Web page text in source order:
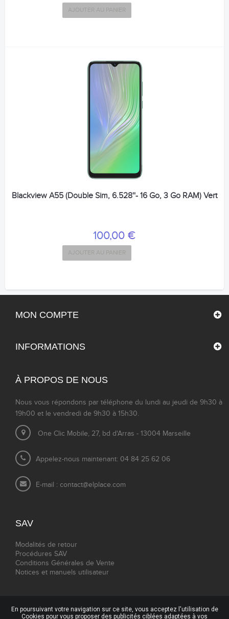
AJOUTER AU PANIER
Blackview A55 (Double Sim, 6.528''- 16 Go, 3 Go RAM) Vert
100,00 €
AJOUTER AU PANIER
MON COMPTE
INFORMATIONS
À PROPOS DE NOUS
Nous vous répondons par téléphone du lundi au jeudi de 9h30 à
19h00 et le vendredi de 9h30 à 15h30.
One Clic Mobile, 27, bd d'Arras - 13004 Marseille
Appelez-nous maintenant: 04 84 25 62 06
E-mail : contact@elplace.com
SAV
Modalités de retour
Procédures SAV
Conditions Générales de Vente
Notices et manuels utilisateur
En poursuivant votre navigation sur ce site, vous acceptez l'utilisation de
Cookies pour vous proposer des publicités ciblées adaptées à vos